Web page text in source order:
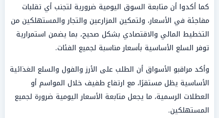
كما أكدوا أن متابعة السوق اليومية ضرورية لتجنب أي تقلبات
مفاجئة في الأسعار، ولتمكين المزارعين والتجار والمستهلكين من
التخطيط المالي والاقتصادي بشكل صحيح، بما يضمن استمرارية
توفر السلع الأساسية بأسعار مناسبة لجميع الفئات.
وأكد مراقبو الأسواق أن الطلب على الأرز والفول والسلع الغذائية
الأساسية يظل مستقرًا، مع ارتفاع طفيف خلال المواسم أو
العطلات الرسمية، ما يجعل متابعة الأسعار اليومية ضرورة لجميع
المستهلكين.